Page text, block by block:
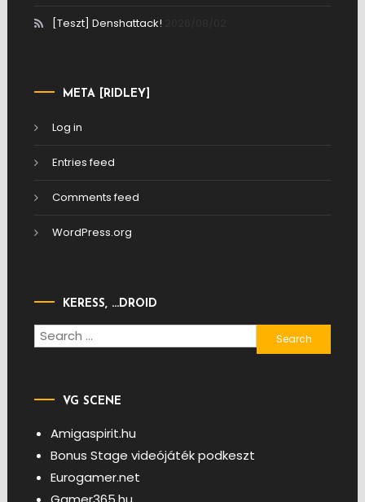
[Teszt] Denshattack!
META [RIDLEY]
Log in
Entries feed
Comments feed
WordPress.org
KERESS, …DROID
Search
for:
VG SCENE
Amigaspirit.hu
Bonus Stage videójáték podkeszt
Eurogamer.net